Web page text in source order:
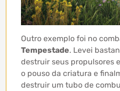
Outro exemplo foi no
Tempestade. Levei
destruir seus propulsores
o pouso da criatura e
destruir um tubo de